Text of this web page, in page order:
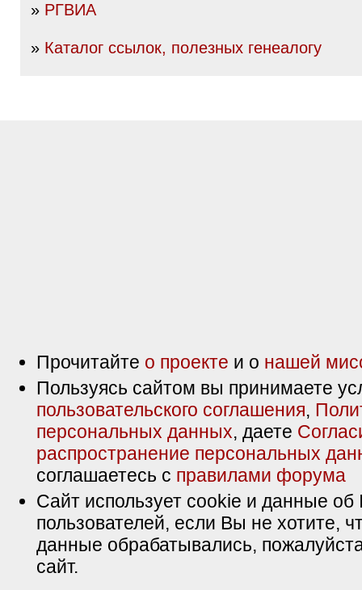
» РГВИА
» Каталог ссылок, полезных генеалогу
Прочитайте о проекте и о нашей
Пользуясь сайтом вы принимаете
пользовательского соглашения,
персональных данных, даете
распространение персональных
соглашаетесь с правилами форума
Сайт использует cookie и данные об
пользователей, если Вы не хотите,
данные обрабатывались,
сайт.